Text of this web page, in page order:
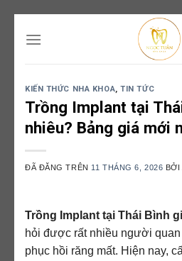
đến
KIẾN THỨC NHA KHOA,TIN TỨC
Trồng Implant tại
nhiêu? Bảng giá mới
ĐÃ ĐĂNG TRÊN 11 THÁNG 6, 2026 BỞI
Trồng Implant tại Thái Bình
hỏi được rất nhiều người quan
phục hồi răng mất. Hiện nay,